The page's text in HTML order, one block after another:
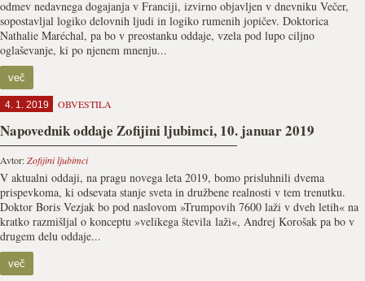
odmev nedavnega dogajanja v Franciji, izvirno objavljen v dnevniku Večer,
sopostavljal logiko delovnih ljudi in logiko rumenih jopičev. Doktorica
Nathalie Maréchal, pa bo v preostanku oddaje, vzela pod lupo ciljno
oglaševanje, ki po njenem mnenju...
več
4. 1. 2019 OBVESTILA
Napovednik oddaje Zofijini ljubimci, 10. januar 2019
Avtor:Zofijini ljubimci
V aktualni oddaji, na pragu novega leta 2019, bomo prisluhnili dvema
prispevkoma, ki odsevata stanje sveta in družbene realnosti v tem trenutku.
Doktor Boris Vezjak bo pod naslovom »Trumpovih 7600 laži v dveh letih« na
kratko razmišljal o konceptu »velikega števila laži«, Andrej Korošak pa bo v
drugem delu oddaje...
več